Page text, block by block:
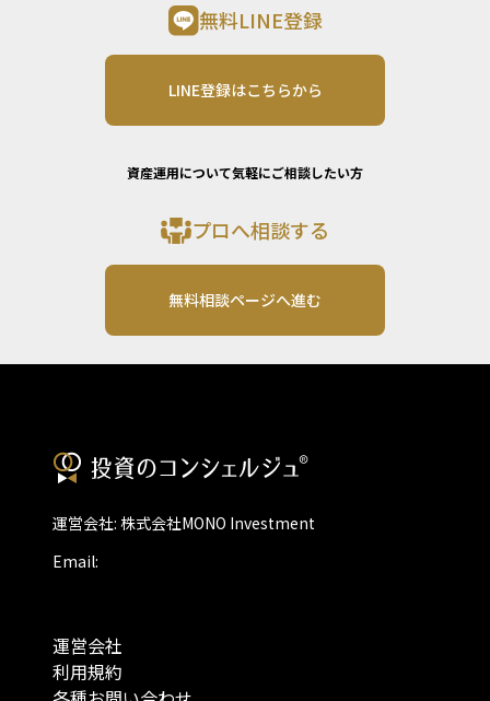
無料LINE登録
LINE登録はこちらから
資産運用について気軽にご相談したい方
プロへ相談する
無料相談ページへ進む
運営会社: 株式会社MONO Investment
Email:
運営会社
利用規約